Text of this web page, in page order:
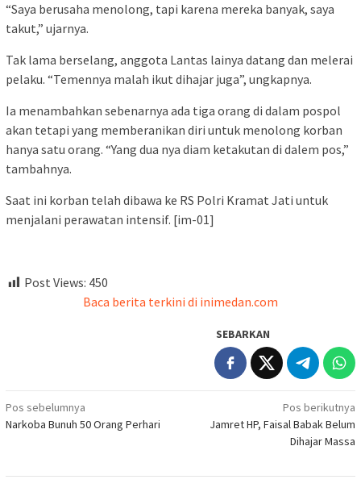
“Saya berusaha menolong, tapi karena mereka banyak, saya
takut,” ujarnya.
Tak lama berselang, anggota Lantas lainya datang dan melerai
pelaku. “Temennya malah ikut dihajar juga”, ungkapnya.
Ia menambahkan sebenarnya ada tiga orang di dalam pospol
akan tetapi yang memberanikan diri untuk menolong korban
hanya satu orang. “Yang dua nya diam ketakutan di dalem pos,”
tambahnya.
Saat ini korban telah dibawa ke RS Polri Kramat Jati untuk
menjalani perawatan intensif. [im-01]
Post Views: 450
Baca berita terkini di inimedan.com
SEBARKAN
Navigasi
pos
Pos sebelumnya
Narkoba Bunuh 50 Orang Perhari
Pos berikutnya
Jamret HP, Faisal Babak Belum
Dihajar Massa